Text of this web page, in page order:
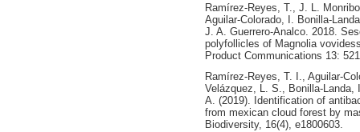
Ramírez-Reyes, T., J. L.
Aguilar-Colorado, I. Bonilla-
J. A. Guerrero-Analco. 2018.
polyfollicles of Magnolia
Product Communications 13:
Ramírez‐Reyes, T. I.,
Velázquez, L. S., Bonilla‐Landa,
A. (2019). Identification of
from mexican cloud forest by
Biodiversity, 16(4), e1800603.